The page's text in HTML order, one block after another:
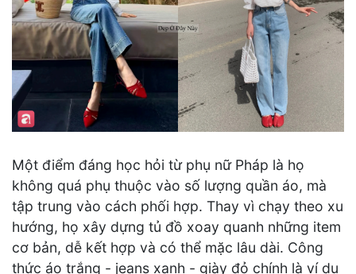
Một điểm đáng học hỏi từ phụ nữ Pháp là họ
không quá phụ thuộc vào số lượng quần áo, mà
tập trung vào cách phối hợp. Thay vì chạy theo xu
hướng, họ xây dựng tủ đồ xoay quanh những item
cơ bản, dễ kết hợp và có thể mặc lâu dài. Công
thức áo trắng - jeans xanh - giày đỏ chính là ví dụ